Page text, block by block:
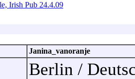
Irish Pub 24.4.09
Janina_vanoranje
Berlin /